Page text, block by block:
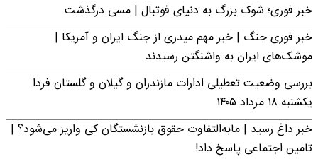
خبر فوری؛‌ شوک بزرگ به دنیای فوتبال | مسی درگذشت
خبر فوری جنگ | خبر مهم میدری از جنگ ایران و آمریکا |
موشک‌های ایران به واشنگتن رسیدند
بررسی وضعیت تعطیلی ادارات مازندران و گیلان و گلستان فردا
یکشنبه ۱۸ مرداد ۱۴۰۵
خبر داغ رسید | مابه‌التفاوت حقوق بازنشستگان کی واریز می‌شود؟ |
تامین اجتماعی پاسخ داد!